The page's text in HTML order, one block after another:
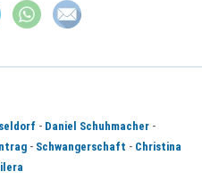
- Daniel Schuhmacher-
- Schwangerschaft - Christina